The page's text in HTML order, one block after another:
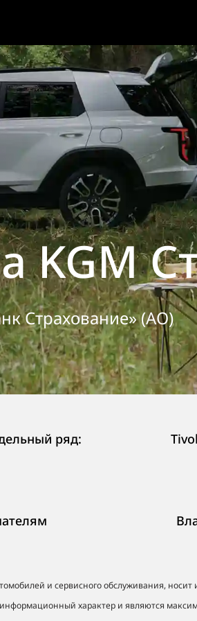
KGM
Страхование» (АО)
ряд:
и сервисного обслуживания,
характер и являются